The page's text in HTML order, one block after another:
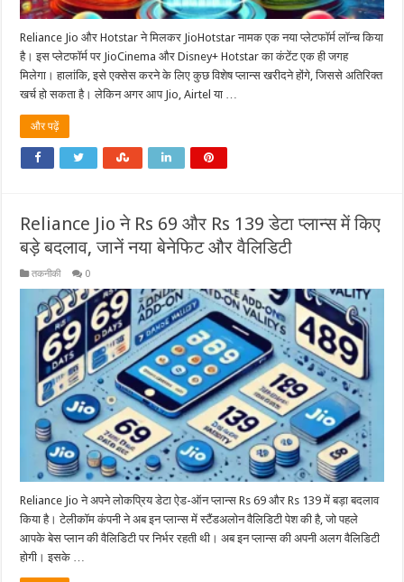
Reliance Jio और Hotstar ने मिलकर JioHotstar नामक एक नया प्लेटफॉर्म लॉन्च किया
है। इस प्लेटफॉर्म पर JioCinema और Disney+ Hotstar का कंटेंट एक ही जगह
मिलेगा। हालांकि, इसे एक्सेस करने के लिए कुछ विशेष प्लान्स खरीदने होंगे, जिससे अतिरिक्त
खर्च हो सकता है। लेकिन अगर आप Jio, Airtel या …
और पढ़ें
Reliance Jio ने Rs 69 और Rs 139 डेटा प्लान्स में किए
बड़े बदलाव, जानें नया बेनेफिट और वैलिडिटी
तकनीकी 0
Reliance Jio ने अपने लोकप्रिय डेटा ऐड-ऑन प्लान्स Rs 69 और Rs 139 में बड़ा बदलाव
किया है। टेलीकॉम कंपनी ने अब इन प्लान्स में स्टैंडअलोन वैलिडिटी पेश की है, जो पहले
आपके बेस प्लान की वैलिडिटी पर निर्भर रहती थी। अब इन प्लान्स की अपनी अलग वैलिडिटी
होगी। इसके …